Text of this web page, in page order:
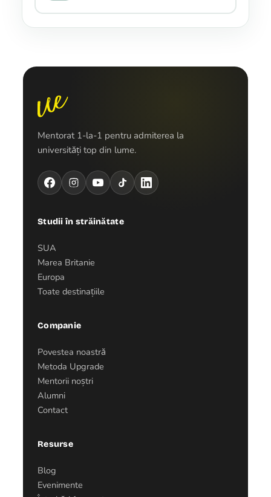
Mentorat 1-la-1 pentru admiterea la
universități top din lume.
Studii în străinătate
SUA
Marea Britanie
Europa
Toate destinațiile
Companie
Povestea noastră
Metoda Upgrade
Mentorii noștri
Alumni
Contact
Resurse
Blog
Evenimente